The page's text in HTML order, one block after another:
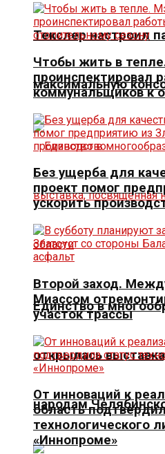
Текслер настроил
максимальную
Единство в
открылась
народам
Чтобы жить в
проинспектировал
коммунальщиков к
Без ущерба для
проект помог
ускорить
Второй заход.
Миассом
участок трассы
От инноваций к
область
технологического
«Иннопроме»